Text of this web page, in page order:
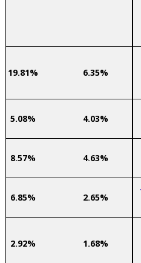
6.35%
19.81%
4.03%
5.08%
4.63%
8.57%
2.65%
6.85%
1.68%
2.92%